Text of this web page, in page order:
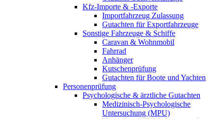
Kfz-Importe & -Exporte
Importfahrzeug Zulassung
Gutachten für Exportfahrzeuge
Sonstige Fahrzeuge & Schiffe
Caravan & Wohnmobil
Fahrrad
Anhänger
Kutschenprüfung
Gutachten für Boote und Yachten
Personenprüfung
Psychologische & ärztliche Gutachten
Medizinisch-Psychologische
Untersuchung (MPU)